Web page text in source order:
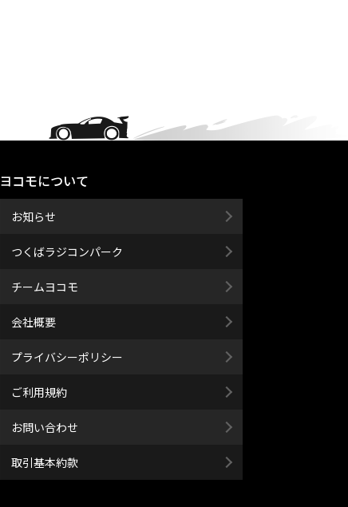
ヨコモについて
お知らせ
つくばラジコンパーク
チームヨコモ
会社概要
プライバシーポリシー
ご利用規約
お問い合わせ
取引基本約款